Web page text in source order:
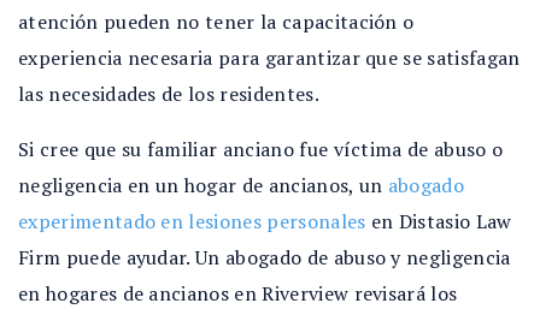
atención pueden no tener la capacitación o
experiencia necesaria para garantizar que se satisfagan
las necesidades de los residentes.
Si cree que su familiar anciano fue víctima de abuso o
negligencia en un hogar de ancianos, un abogado
experimentado en lesiones personales en Distasio Law
Firm puede ayudar. Un abogado de abuso y negligencia
en hogares de ancianos en Riverview revisará los